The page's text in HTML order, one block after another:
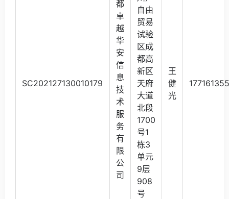
SC202127130010179
都
卓
越
华
安
信
息
技
术
服
务
有
限
公
司
自由
贸易
试验
区成
都高
新区
天府
大道
北段
1700
号1
栋3
单元
9层
908
号
王
健
光